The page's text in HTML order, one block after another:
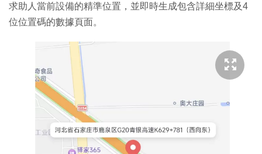
求助人當前設備的精準位置，並即時生成包含詳細坐標及4
位位置碼的數據頁面。